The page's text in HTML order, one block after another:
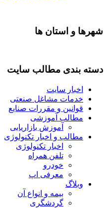
شهرها و استان ها
دسته بندی مطالب سایت
اخبار سایت
خدمات مشاغل صنعتی
قوانین و مقررات صنایع
مطالب آموزشی
آموزش بازاریابی
مطالب و اخبار تکنولوژی
اخبار تکنولوژی
تلفن همراه
خودرو
معرفی اپ
وبلاگ
بیمه و انواع آن
گردشگری